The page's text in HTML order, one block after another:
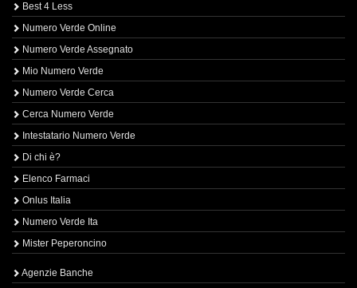
Best 4 Less
Numero Verde Online
Numero Verde Assegnato
Mio Numero Verde
Numero Verde Cerca
Cerca Numero Verde
Intestatario Numero Verde
Di chi è?
Elenco Farmaci
Onlus Italia
Numero Verde Ita
Mister Peperoncino
Agenzie Banche